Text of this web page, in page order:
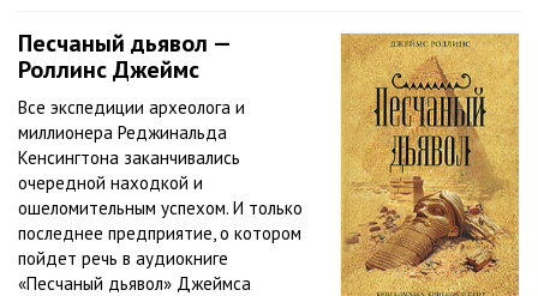
Песчаный дьявол —
Роллинс Джеймс
Все экспедиции археолога и
миллионера Реджинальда
Кенсингтона заканчивались
очередной находкой и
ошеломительным успехом. И только
последнее предприятие, о котором
пойдет речь в аудиокниге
«Песчаный дьявол» Джеймса